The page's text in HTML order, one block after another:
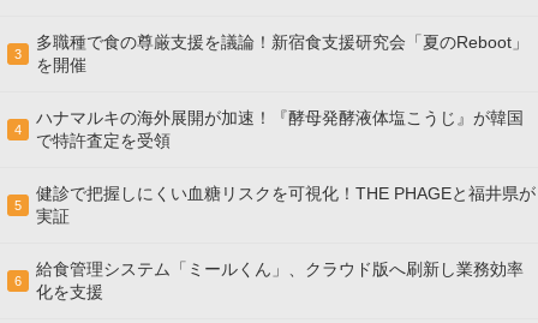
3
多職種で食の尊厳支援を議論！新宿食支援研究会「夏のReboot」
を開催
4
ハナマルキの海外展開が加速！『酵母発酵液体塩こうじ』が韓国
で特許査定を受領
5
健診で把握しにくい血糖リスクを可視化！THE PHAGEと福井県が
実証
6
給食管理システム「ミールくん」、クラウド版へ刷新し業務効率
化を支援